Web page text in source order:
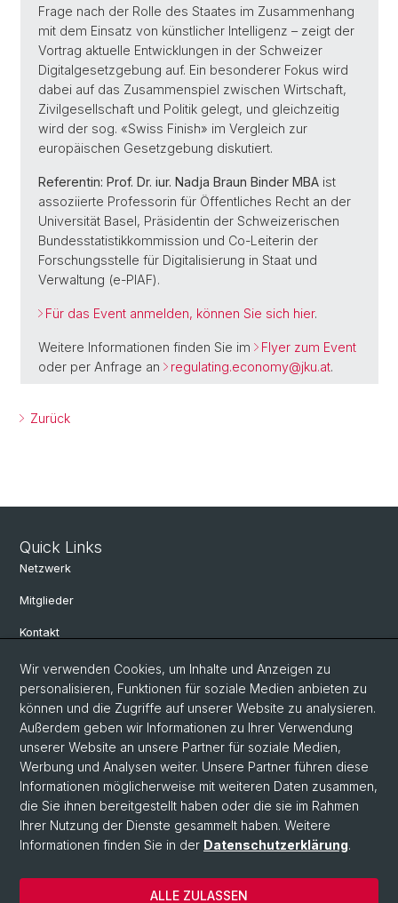
Frage nach der Rolle des Staates im Zusammenhang
mit dem Einsatz von künstlicher Intelligenz – zeigt der
Vortrag aktuelle Entwicklungen in der Schweizer
Digitalgesetzgebung auf. Ein besonderer Fokus wird
dabei auf das Zusammenspiel zwischen Wirtschaft,
Zivilgesellschaft und Politik gelegt, und gleichzeitig
wird der sog. «Swiss Finish» im Vergleich zur
europäischen Gesetzgebung diskutiert.
Referentin: Prof. Dr. iur. Nadja Braun Binder MBA ist
assoziierte Professorin für Öffentliches Recht an der
Universität Basel, Präsidentin der Schweizerischen
Bundesstatistikkommission und Co-Leiterin der
Forschungsstelle für Digitalisierung in Staat und
Verwaltung (e-PIAF).
Für das Event anmelden, können Sie sich hier.
Weitere Informationen finden Sie im
Flyer zum Event
oder per Anfrage an
regulating.economy@jku.at.
Zurück
Quick Links
Netzwerk
Mitglieder
Kontakt
Social Media
Bluesky
Linkedin
Instagram
Wir verwenden Cookies, um Inhalte und Anzeigen zu
personalisieren, Funktionen für soziale Medien anbieten zu
können und die Zugriffe auf unserer Website zu analysieren.
Außerdem geben wir Informationen zu Ihrer Verwendung
unserer Website an unsere Partner für soziale Medien,
Werbung und Analysen weiter. Unsere Partner führen diese
Informationen möglicherweise mit weiteren Daten zusammen,
die Sie ihnen bereitgestellt haben oder die sie im Rahmen
Ihrer Nutzung der Dienste gesammelt haben. Weitere
Informationen finden Sie in der Datenschutzerklärung.
ALLE ZULASSEN